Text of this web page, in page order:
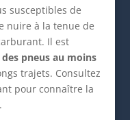
susceptibles de
nuire à la tenue de
Il est
pneus au moins
trajets. Consultez
pour connaître la